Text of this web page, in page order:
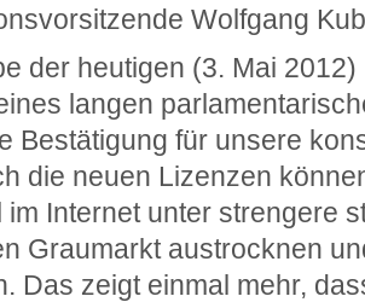
Wolfgang
der heutigen (3. Mai
langen
Bestätigung für unsere
die neuen Lizenzen
im Internet unter strengere
Graumarkt austrocknen
Das zeigt einmal mehr,